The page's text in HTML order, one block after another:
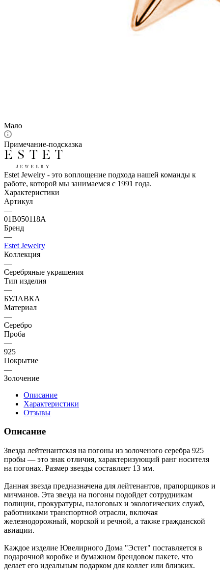
Мало
Примечание-подсказка
Estet Jewelry - это воплощение подхода нашей команды к
работе, которой мы занимаемся с 1991 года.
Характеристики
Артикул
—
01В050118А
Бренд
—
Estet Jewelry
Коллекция
—
Серебряные украшения
Тип изделия
—
БУЛАВКА
Материал
—
Серебро
Проба
—
925
Покрытие
—
Золочение
Описание
Характеристики
Отзывы
Описание
Звезда лейтенантская на погоны из золоченого серебра 925
пробы — это знак отличия, характеризующий ранг носителя
на погонах. Размер звезды составляет 13 мм.
Данная звезда предназначена для лейтенантов, прапорщиков и
мичманов. Эта звезда на погоны подойдет сотрудникам
полиции, прокуратуры, налоговых и экологических служб,
работниками транспортной отрасли, включая
железнодорожный, морской и речной, а также гражданской
авиации.
Каждое изделие Ювелирного Дома "Эстет" поставляется в
подарочной коробке и бумажном брендовом пакете, что
делает его идеальным подарком для коллег или близких.